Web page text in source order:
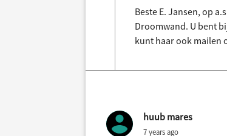
Beste E. Jansen, op
Droomwand. U bent
kunt haar ook mailen
huub mares
7 years ago